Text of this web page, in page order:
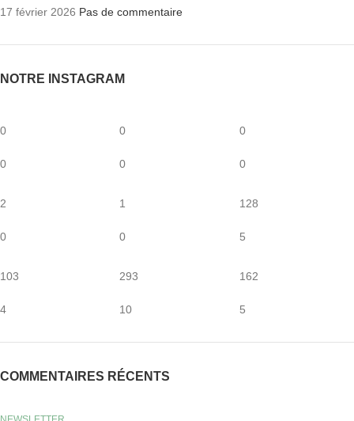
17 février 2026 Pas de commentaire
NOTRE INSTAGRAM
0
0
0
0
0
0
2
0
1
0
128
5
103
4
293
10
162
5
COMMENTAIRES RÉCENTS